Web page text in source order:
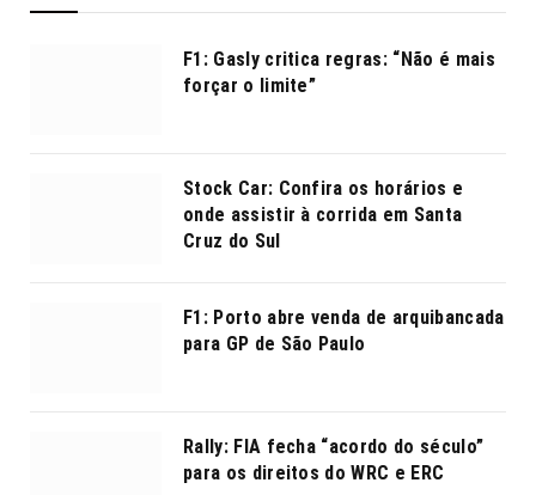
F1: Gasly critica regras: “Não é mais
forçar o limite”
Stock Car: Confira os horários e
onde assistir à corrida em Santa
Cruz do Sul
F1: Porto abre venda de arquibancada
para GP de São Paulo
Rally: FIA fecha “acordo do século”
para os direitos do WRC e ERC